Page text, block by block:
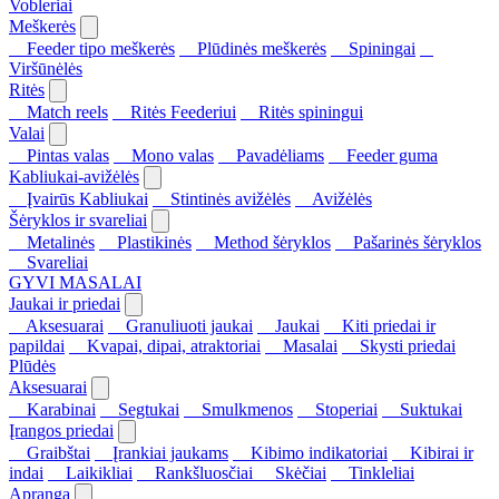
Vobleriai
Meškerės
Feeder tipo meškerės
Plūdinės meškerės
Spiningai
Viršūnėlės
Ritės
Match reels
Ritės Feederiui
Ritės spiningui
Valai
Pintas valas
Mono valas Pavadėliams
Feeder guma
Kabliukai-avižėlės
Įvairūs Kabliukai
Stintinės avižėlės
Avižėlės
Šėryklos ir svareliai
Metalinės
Plastikinės Method šėryklos
Pašarinės šėryklos
Svareliai
GYVI MASALAI
Jaukai ir priedai
Aksesuarai
Granuliuoti jaukai Jaukai
Kiti priedai ir
papildai
Kvapai, dipai, atraktoriai Masalai
Skysti priedai
Plūdės
Aksesuarai
Karabinai
Segtukai Smulkmenos Stoperiai
Suktukai
Įrangos priedai
Graibštai
Įrankiai jaukams Kibimo indikatoriai
Kibirai ir
indai
Laikikliai Rankšluosčiai Skėčiai
Tinkleliai
Apranga